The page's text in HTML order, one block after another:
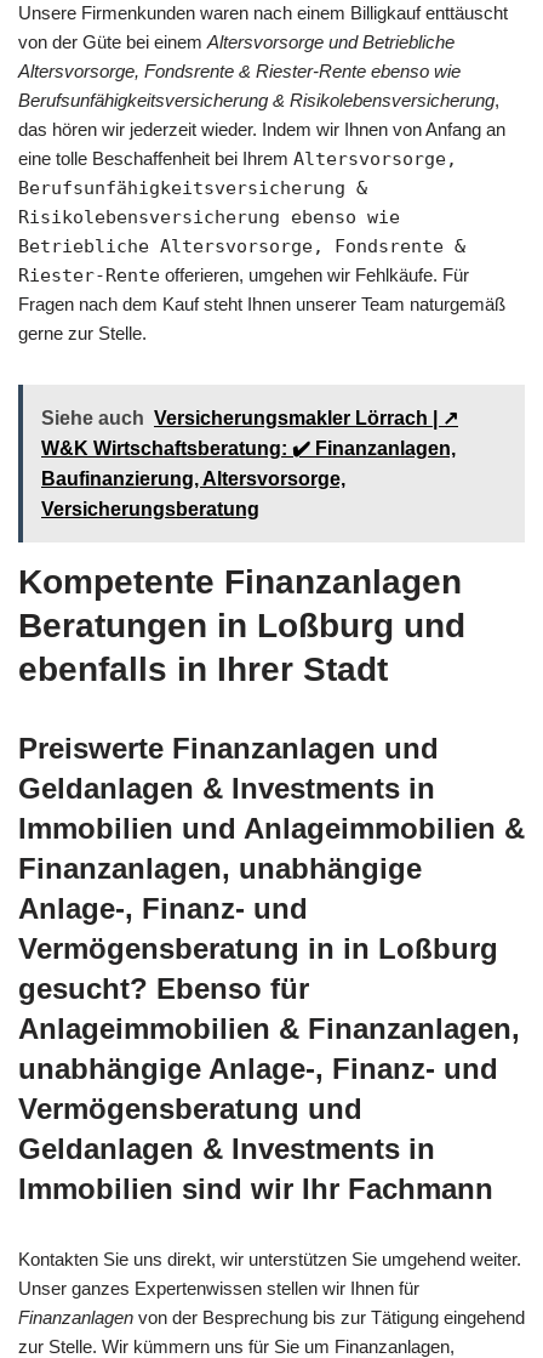
Unsere Firmenkunden waren nach einem Billigkauf enttäuscht
von der Güte bei einem Altersvorsorge und Betriebliche
Altersvorsorge, Fondsrente & Riester-Rente ebenso wie
Berufsunfähigkeitsversicherung & Risikolebensversicherung,
das hören wir jederzeit wieder. Indem wir Ihnen von Anfang an
eine tolle Beschaffenheit bei Ihrem Altersvorsorge,
Berufsunfähigkeitsversicherung &
Risikolebensversicherung ebenso wie
Betriebliche Altersvorsorge, Fondsrente &
Riester-Rente offerieren, umgehen wir Fehlkäufe. Für
Fragen nach dem Kauf steht Ihnen unserer Team naturgemäß
gerne zur Stelle.
Siehe auch Versicherungsmakler Lörrach | ↗️
W&K Wirtschaftsberatung: ✔️ Finanzanlagen,
Baufinanzierung, Altersvorsorge,
Versicherungsberatung
Kompetente Finanzanlagen
Beratungen in Loßburg und
ebenfalls in Ihrer Stadt
Preiswerte Finanzanlagen und
Geldanlagen & Investments in
Immobilien und Anlageimmobilien &
Finanzanlagen, unabhängige
Anlage-, Finanz- und
Vermögensberatung in in Loßburg
gesucht? Ebenso für
Anlageimmobilien & Finanzanlagen,
unabhängige Anlage-, Finanz- und
Vermögensberatung und
Geldanlagen & Investments in
Immobilien sind wir Ihr Fachmann
Kontakten Sie uns direkt, wir unterstützen Sie umgehend weiter.
Unser ganzes Expertenwissen stellen wir Ihnen für
Finanzanlagen von der Besprechung bis zur Tätigung eingehend
zur Stelle. Wir kümmern uns für Sie um Finanzanlagen,